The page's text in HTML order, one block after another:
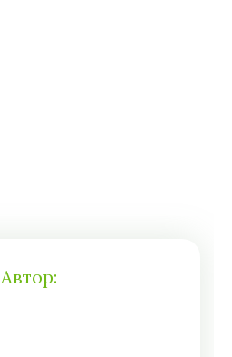
Автор: